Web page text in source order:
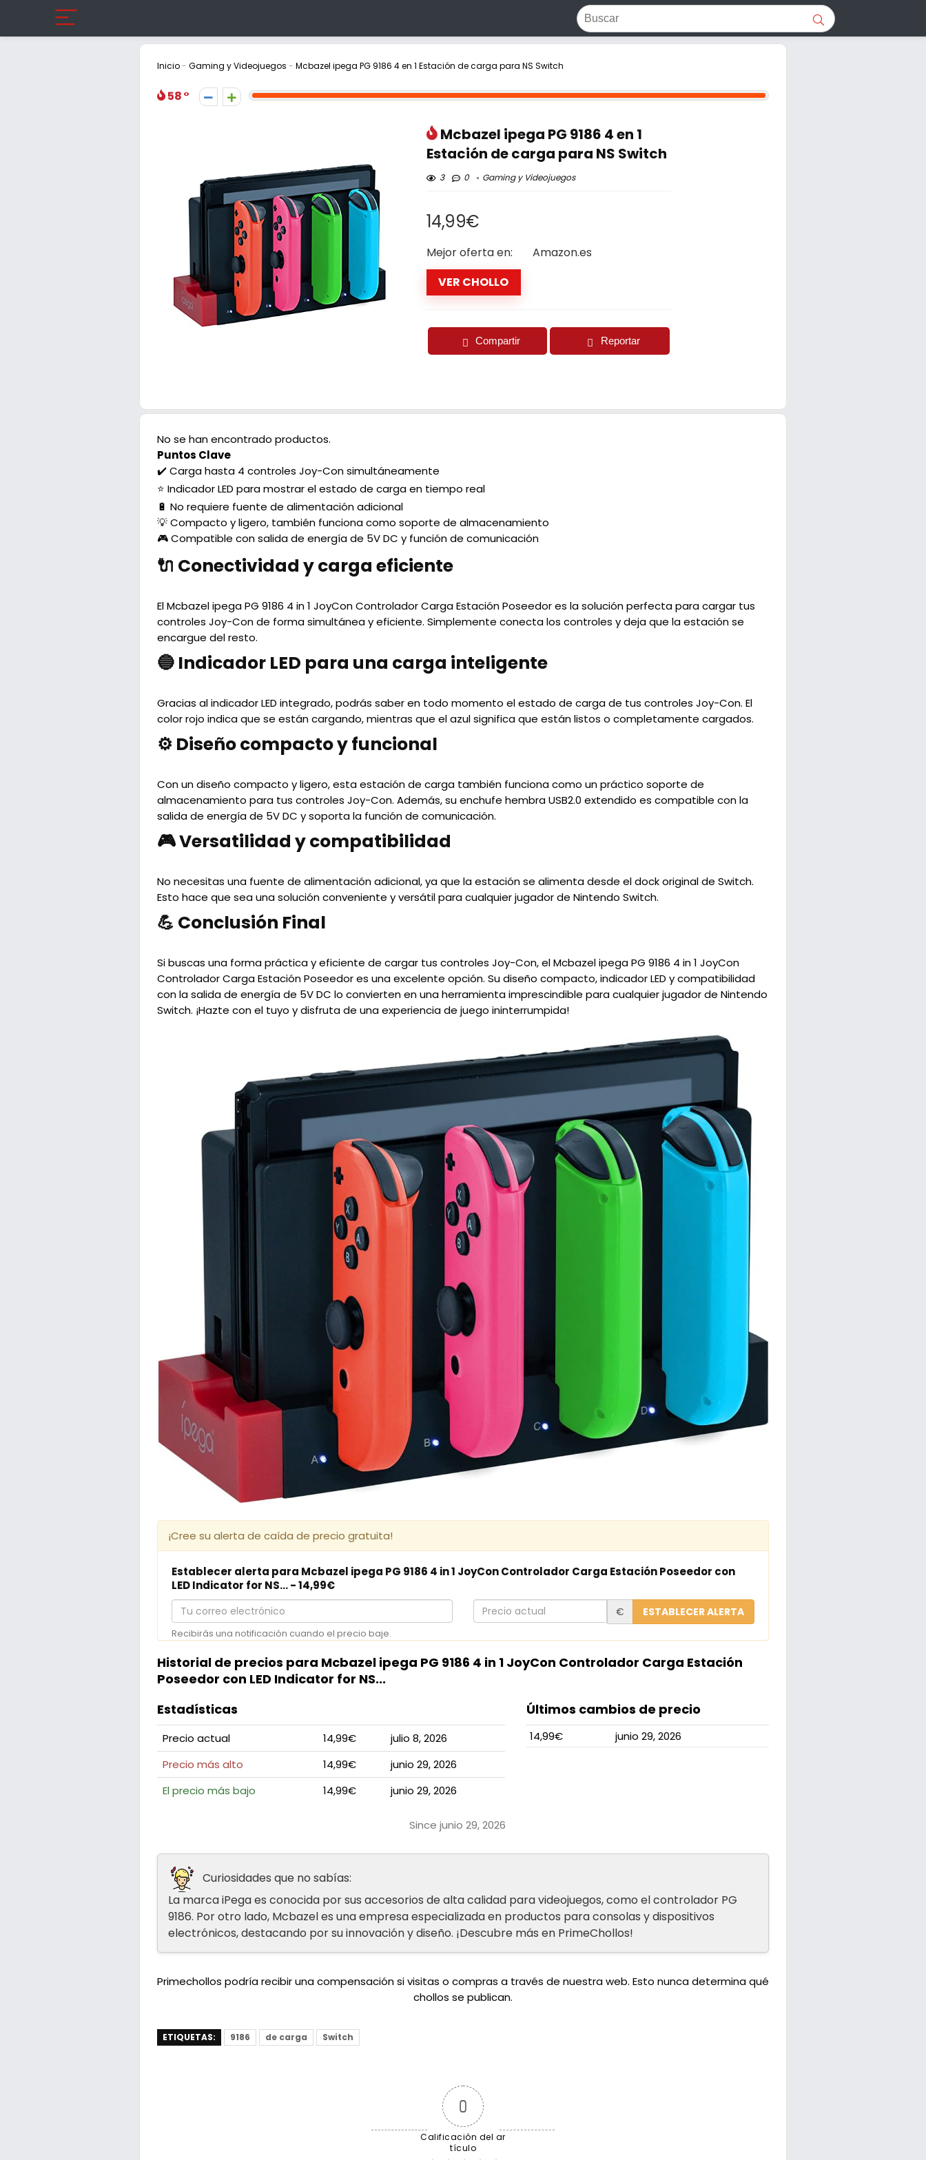
Inicio- Gaming y Videojuegos - Mcbazel ipega PG 9186 4 en 1 Estación de carga para NS Switch
58
Mcbazel ipega PG 9186 4 en 1
Estación de carga para NS Switch
3 0 Gaming y Videojuegos
14,99€
Mejor oferta en:
Amazon.es
VER CHOLLO
Compartir Reportar
No se han encontrado productos.
Puntos Clave
✔️ Carga hasta 4 controles Joy-Con simultáneamente
⭐ Indicador LED para mostrar el estado de carga en tiempo real
🔋 No requiere fuente de alimentación adicional
💡 Compacto y ligero, también funciona como soporte de almacenamiento
🎮 Compatible con salida de energía de 5V DC y función de comunicación
🔌 Conectividad y carga eficiente
El Mcbazel ipega PG 9186 4 in 1 JoyCon Controlador Carga Estación Poseedor es la solución perfecta para cargar tus
controles Joy-Con de forma simultánea y eficiente. Simplemente conecta los controles y deja que la estación se
encargue del resto.
🔵 Indicador LED para una carga inteligente
Gracias al indicador LED integrado, podrás saber en todo momento el estado de carga de tus controles Joy-Con. El
color rojo indica que se están cargando, mientras que el azul significa que están listos o completamente cargados.
⚙️ Diseño compacto y funcional
Con un diseño compacto y ligero, esta estación de carga también funciona como un práctico soporte de
almacenamiento para tus controles Joy-Con. Además, su enchufe hembra USB2.0 extendido es compatible con la
salida de energía de 5V DC y soporta la función de comunicación.
🎮 Versatilidad y compatibilidad
No necesitas una fuente de alimentación adicional, ya que la estación se alimenta desde el dock original de Switch.
Esto hace que sea una solución conveniente y versátil para cualquier jugador de Nintendo Switch.
💪 Conclusión Final
Si buscas una forma práctica y eficiente de cargar tus controles Joy-Con, el Mcbazel ipega PG 9186 4 in 1 JoyCon
Controlador Carga Estación Poseedor es una excelente opción. Su diseño compacto, indicador LED y compatibilidad
con la salida de energía de 5V DC lo convierten en una herramienta imprescindible para cualquier jugador de Nintendo
Switch. ¡Hazte con el tuyo y disfruta de una experiencia de juego ininterrumpida!
¡Cree su alerta de caída de precio gratuita!
Establecer alerta para Mcbazel ipega PG 9186 4 in 1 JoyCon Controlador Carga Estación Poseedor con
LED Indicator for NS... - 14,99€
Tu
correo
electrónico
Precio
actual
€ ESTABLECER ALERTA
Recibirás una notificación cuando el precio baje.
Historial de precios para Mcbazel ipega PG 9186 4 in 1 JoyCon Controlador Carga Estación
Poseedor con LED Indicator for NS...
Estadísticas
Precio actual 14,99€
julio 8, 2026
Precio más alto
14,99€
junio 29, 2026
El precio más bajo
14,99€ junio 29, 2026
Since junio 29, 2026
Últimos cambios de precio
14,99€ junio 29, 2026
Curiosidades que no sabías:
La marca iPega es conocida por sus accesorios de alta calidad para videojuegos, como el controlador PG
9186. Por otro lado, Mcbazel es una empresa especializada en productos para consolas y dispositivos
electrónicos, destacando por su innovación y diseño. ¡Descubre más en PrimeChollos!
Primechollos podría recibir una compensación si visitas o compras a través de nuestra web. Esto nunca determina qué
chollos se publican.
ETIQUETAS: 9186 de carga Switch
0
Calificación del ar
tículo